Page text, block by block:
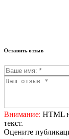
Оставить отзыв
Внимание: HTML
текст.
Оцените